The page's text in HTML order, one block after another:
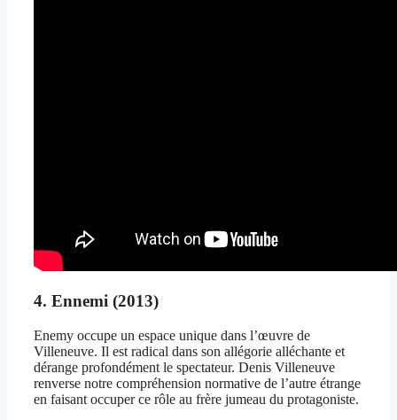
4. Ennemi (2013)
Enemy occupe un espace unique dans l’œuvre de
Villeneuve. Il est radical dans son allégorie alléchante et
dérange profondément le spectateur. Denis Villeneuve
renverse notre compréhension normative de l’autre étrange
en faisant occuper ce rôle au frère jumeau du protagoniste.